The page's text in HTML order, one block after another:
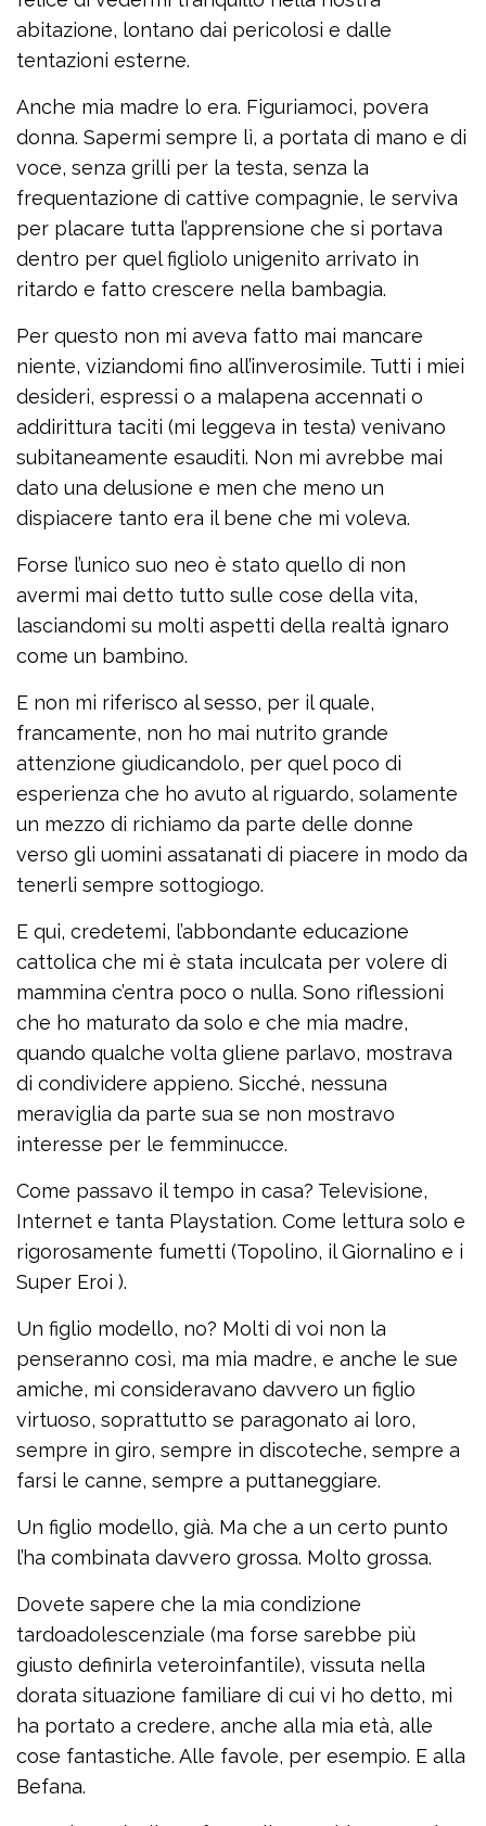
abitazione, lontano dai pericolosi e dalle
tentazioni esterne.
Anche mia madre lo era. Figuriamoci, povera
donna. Sapermi sempre lì, a portata di mano e di
voce, senza grilli per la testa, senza la
frequentazione di cattive compagnie, le serviva
per placare tutta l’apprensione che si portava
dentro per quel figliolo unigenito arrivato in
ritardo e fatto crescere nella bambagia.
Per questo non mi aveva fatto mai mancare
niente, viziandomi fino all’inverosimile. Tutti i miei
desideri, espressi o a malapena accennati o
addirittura taciti (mi leggeva in testa) venivano
subitaneamente esauditi. Non mi avrebbe mai
dato una delusione e men che meno un
dispiacere tanto era il bene che mi voleva.
Forse l’unico suo neo è stato quello di non
avermi mai detto tutto sulle cose della vita,
lasciandomi su molti aspetti della realtà ignaro
come un bambino.
E non mi riferisco al sesso, per il quale,
francamente, non ho mai nutrito grande
attenzione giudicandolo, per quel poco di
esperienza che ho avuto al riguardo, solamente
un mezzo di richiamo da parte delle donne
verso gli uomini assatanati di piacere in modo da
tenerli sempre sottogiogo.
E qui, credetemi, l’abbondante educazione
cattolica che mi è stata inculcata per volere di
mammina c’entra poco o nulla. Sono riflessioni
che ho maturato da solo e che mia madre,
quando qualche volta gliene parlavo, mostrava
di condividere appieno. Sicché, nessuna
meraviglia da parte sua se non mostravo
interesse per le femminucce.
Come passavo il tempo in casa? Televisione,
Internet e tanta Playstation. Come lettura solo e
rigorosamente fumetti (Topolino, il Giornalino e i
Super Eroi ).
Un figlio modello, no? Molti di voi non la
penseranno così, ma mia madre, e anche le sue
amiche, mi consideravano davvero un figlio
virtuoso, soprattutto se paragonato ai loro,
sempre in giro, sempre in discoteche, sempre a
farsi le canne, sempre a puttaneggiare.
Un figlio modello, già. Ma che a un certo punto
l’ha combinata davvero grossa. Molto grossa.
Dovete sapere che la mia condizione
tardoadolescenziale (ma forse sarebbe più
giusto definirla veteroinfantile), vissuta nella
dorata situazione familiare di cui vi ho detto, mi
ha portato a credere, anche alla mia età, alle
cose fantastiche. Alle favole, per esempio. E alla
Befana.